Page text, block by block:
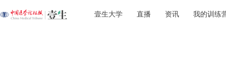
壹生大学 直播 资讯 我的训练